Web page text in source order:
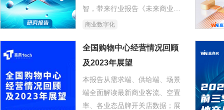
智，带来行业报告《未来商业数
字化的AI趋势》。该报告从商业
机会、商业数字化新三部曲三大
主题来分析未来商业数字化的AI
商业数字化
全国购物中心经营情况回顾
及2023年展望
本报告从需求端、供给端、场景
端全面解读最新商业客流、空置
率、各业态品牌开关店数据；展